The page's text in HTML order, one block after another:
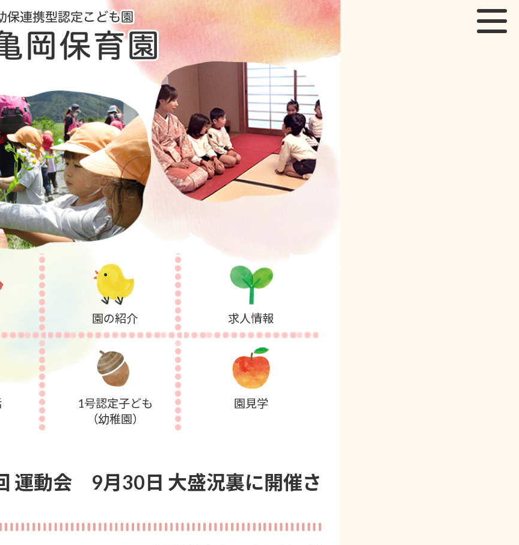
園の紹介 求人情報
1号認定子ども
（幼稚園）
園見学
運動会 9月30日 大盛況裏に開催さ